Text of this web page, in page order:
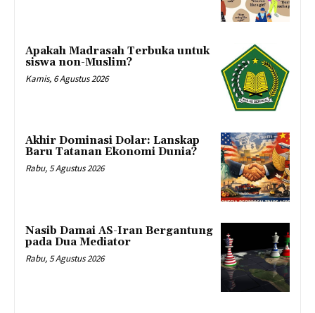
Apakah Madrasah Terbuka untuk
siswa non-Muslim?
Kamis, 6 Agustus 2026
Akhir Dominasi Dolar: Lanskap
Baru Tatanan Ekonomi Dunia?
Rabu, 5 Agustus 2026
Nasib Damai AS-Iran Bergantung
pada Dua Mediator
Rabu, 5 Agustus 2026